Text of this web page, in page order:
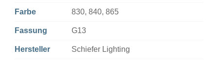
Farbe 830, 840, 865
Fassung G13
Hersteller Schiefer Lighting